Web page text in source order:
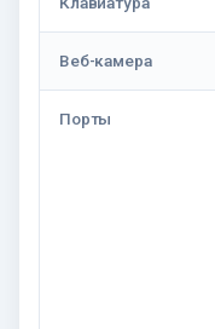
Веб-камера
Порты